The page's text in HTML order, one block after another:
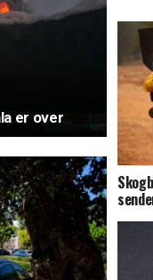
er over